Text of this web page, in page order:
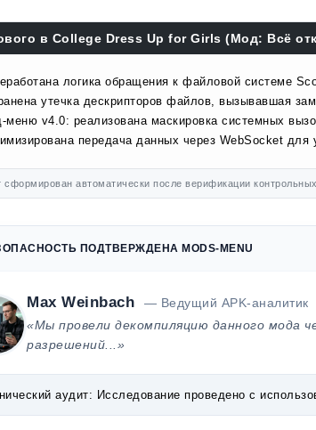
в College Dress Up for Girls (Мод: Всё
логика обращения к файловой системе
утечка дескрипторов файлов, вызывавшая
меню v4.0: реализована маскировка системных
передача данных через WebSocket
автоматически после верификации
ПОДТВЕРЖДЕНА MODS-MENU
Max Weinbach
— Ведущий APK-аналитик
«Мы провели декомпиляцию данного мода
разрешений...»
аудит: Исследование проведено с